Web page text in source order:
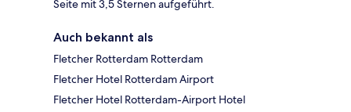
Seite mit 3,5 Sternen aufgeführt.
Auch bekannt als
Fletcher Rotterdam Rotterdam
Fletcher Hotel Rotterdam Airport
Fletcher Hotel Rotterdam-Airport Hotel